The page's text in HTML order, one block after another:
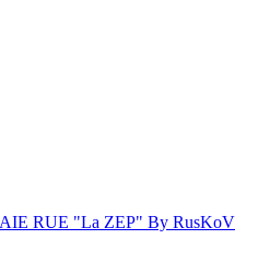
RUE "La ZEP" By RusKoV